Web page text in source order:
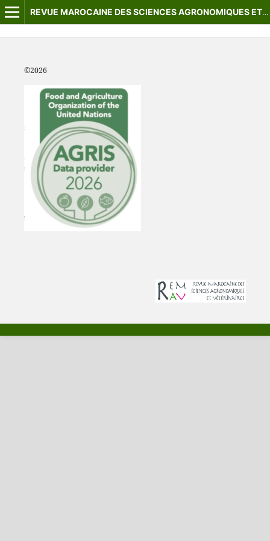
REVUE MAROCAINE DES SCIENCES AGRONOMIQUES ET VÉTÉRINAIRES
©2026